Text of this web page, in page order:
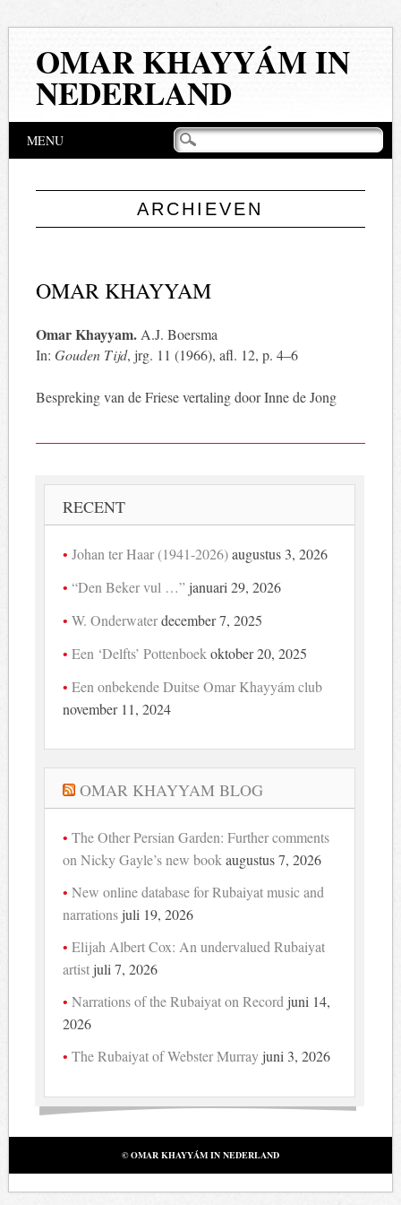
OMAR KHAYYÁM IN
NEDERLAND
Hoofdmenu
springen
MENU
ARCHIEVEN
OMAR KHAYYAM
Omar Khayyam. A.J. Boersma
In: Gouden Tijd, jrg. 11 (1966), afl. 12, p. 4–6
Bespreking van de Friese vertaling door Inne de Jong
RECENT
Johan ter Haar (1941-2026) augustus 3, 2026
“Den Beker vul …” januari 29, 2026
W. Onderwaterdecember 7, 2025
Een ‘Delfts’ Pottenboek oktober 20, 2025
Een onbekende Duitse Omar Khayyám club
november 11, 2024
OMAR KHAYYAM BLOG
The Other Persian Garden: Further comments
on Nicky Gayle’s new book augustus 7, 2026
New online database for Rubaiyat music and
narrations juli 19, 2026
Elijah Albert Cox: An undervalued Rubaiyat
artist juli 7, 2026
Narrations of the Rubaiyat on Record juni 14,
2026
The Rubaiyat of Webster Murray juni 3, 2026
© OMAR KHAYYÁM IN NEDERLAND